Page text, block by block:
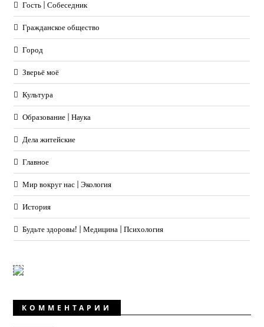
Гость | Собеседник
Гражданское общество
Город
Зверьё моё
Культура
Образование | Наука
Дела житейские
Главное
Мир вокруг нас | Экология
История
Будьте здоровы! | Медицина | Психология
КОММЕНТАРИИ